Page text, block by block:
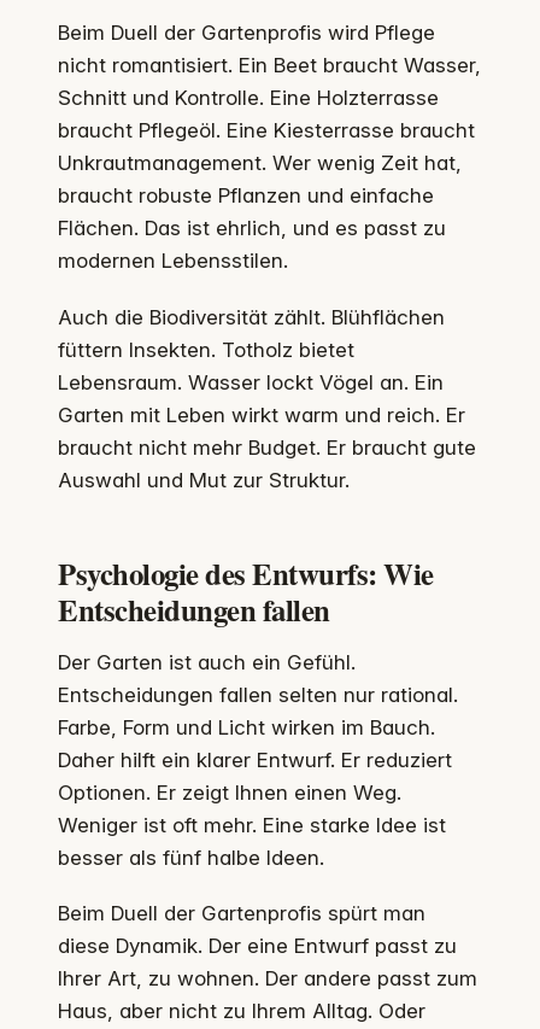
Beim Duell der Gartenprofis wird Pflege
nicht romantisiert. Ein Beet braucht Wasser,
Schnitt und Kontrolle. Eine Holzterrasse
braucht Pflegeöl. Eine Kiesterrasse braucht
Unkrautmanagement. Wer wenig Zeit hat,
braucht robuste Pflanzen und einfache
Flächen. Das ist ehrlich, und es passt zu
modernen Lebensstilen.
Auch die Biodiversität zählt. Blühflächen
füttern Insekten. Totholz bietet
Lebensraum. Wasser lockt Vögel an. Ein
Garten mit Leben wirkt warm und reich. Er
braucht nicht mehr Budget. Er braucht gute
Auswahl und Mut zur Struktur.
Psychologie des Entwurfs: Wie
Entscheidungen fallen
Der Garten ist auch ein Gefühl.
Entscheidungen fallen selten nur rational.
Farbe, Form und Licht wirken im Bauch.
Daher hilft ein klarer Entwurf. Er reduziert
Optionen. Er zeigt Ihnen einen Weg.
Weniger ist oft mehr. Eine starke Idee ist
besser als fünf halbe Ideen.
Beim Duell der Gartenprofis spürt man
diese Dynamik. Der eine Entwurf passt zu
Ihrer Art, zu wohnen. Der andere passt zum
Haus, aber nicht zu Ihrem Alltag. Oder